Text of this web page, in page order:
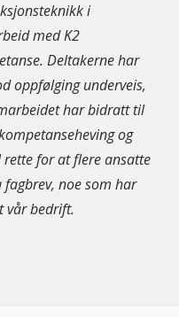
i
med K2
Deltakerne har
oppfølging underveis,
har bidratt til
og
for at flere ansatte
fagbrev, noe som har
vår bedrift.